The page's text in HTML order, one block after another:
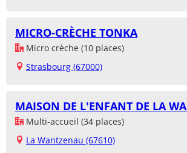
MICRO-CRÈCHE TONKA
Micro crèche (10 places)
Strasbourg (67000)
MAISON DE L'ENFANT DE LA
Multi-accueil (34 places)
La Wantzenau (67610)